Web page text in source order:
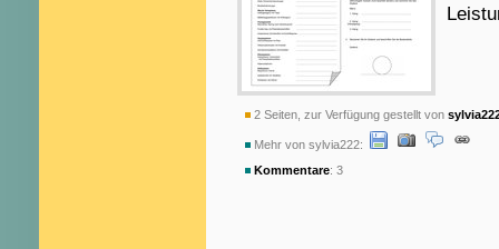
2 Seiten, zur Verfügung gestellt von
Mehr von sylvia222:
Kommentare: 3